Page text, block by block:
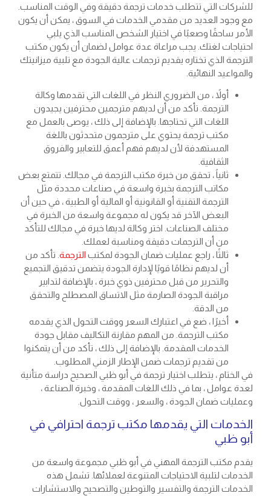
للشركات التي تتطلب خدمات ترجمة دقيقة وفي الوقت المناسب.
مع وجود العديد من مقدمي الخدمات في السوق ، يمكن أن يكون
الأمر ساحقًا وصعبًا في اختيار الشخص المناسب الذي يلبي
احتياجات لغتك. يجب مراعاة عدة عوامل لضمان أن يكون مكتب
الترجمة الذي تختاره يقديم ترجمات عالية الجودة مع تلبية ميزانيتك
والمواعيد النهائية.
أولاً ، من الضروري النظر في اللغات التي تقدمها وكالة
الترجمة. تأكد من أن لديهم مترجمين محترفين يجيدون
اللغات التي تحتاجها. بالإضافة إلى ذلك ، يوصى بالعمل مع
مكتب ترجمة يحتوي على مترجمون متحدثون باللغة
المستهدفة لأن لديهم فهم أعمق للتعابير والفروق
الثقافية.
ثانياً ، تحقق من خبرة مكتب الترجمة في مجالك. تتمتع بعض
مكاتب الترجمة بخبرة واسعة في صناعات محددة مثل
الترجمة التقنية أو القانونية أو المالية أو الطبية ، في حين أن
البعض الآخر قد يكون له مجموعة واسعة من الخبرة في
مختلف الصناعات. اختر وكالة لديها خبرة في مجالك للتأكد
من أن الترجمات دقيقة ومناسبة لعملك.
ثالثًا ، راجع عمليات ضمان الجودة لمكتب الترجمة . تأكد من
أن لديهم نظامًا قويًا لإدارة الجودة يتضمن تدقيق التجميع
والتحرير من قبل محترفين ذوي خبرة ، بالإضافة لتدابير
مراقبة الجودة الصارمة مثل الاتساق المصطلح والتحقق
من الدقة.
أخيرًا ، ضع في اعتبارك السعر ووقت التحول الذي يقدمه
مكتب الترجمة. من المهم مقارنة التكاليف مقابل جودة
الخدمات المقدمة. بالإضافة إلى ذلك ، تأكد من أن يتمكنوا
من تقديم ترجمات ضمن الإطار الزمني المطلوب.
في الختام ، يتطلب اختيار ترجمة في أبو ظبي الصحيح دراسة متأنية
لعدة عوامل ، بما في ذلك اللغات المقدمة ، وخبرة الصناعة ،
وعمليات ضمان الجودة ، والسعر ، ووقت التحول.
الخدمات التي يقدمها مكتب ترجمة احترافي في
أبو ظبي
يقدم مكتب الترجمة المهني في أبو ظبي مجموعة واسعة من
الخدمات لتلبية الاحتياجات المتنوعة لعملائها. تشمل هذه
الخدمات الترجمة والتفسير والتوطين والتصحيح والاستشارات